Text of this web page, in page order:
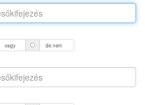
vagy de nem